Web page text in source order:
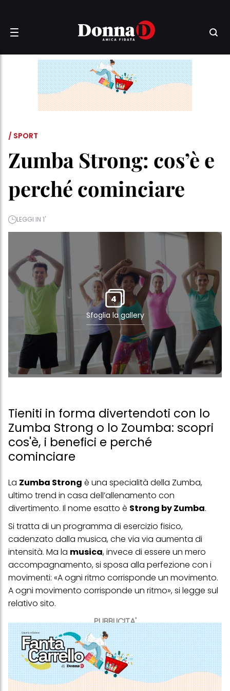
/ SPORT
Zumba Strong: cos’è e
perché cominciare
LEGGI IN 1'
4
Sfoglia la gallery
Tieniti in forma divertendoti con lo
Zumba Strong o lo Zoumba: scopri
cos'è, i benefici e perché
cominciare
PUBBLICITA'
La Zumba Strong è una specialità della Zumba,
ultimo trend in casa dell’allenamento con
divertimento. Il nome esatto è Strong by Zumba.
Si tratta di un programma di esercizio fisico,
cadenzato dalla musica, che via via aumenta di
intensità. Ma la musica, invece di essere un mero
accompagnamento, si sposa alla perfezione con i
movimenti: «A ogni ritmo corrisponde un movimento.
A ogni movimento corrisponde un ritmo», si legge sul
relativo sito.